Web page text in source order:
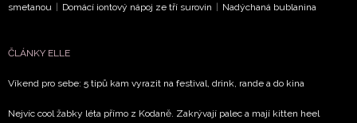
smetanou | Domácí iontový nápoj ze tří surovin | Nadýchaná bublanina
ČLÁNKY ELLE
Víkend pro sebe: 5 tipů kam vyrazit na festival, drink, rande a do kina
Nejvíc cool žabky léta přímo z Kodaně. Zakrývají palec a mají kitten heel